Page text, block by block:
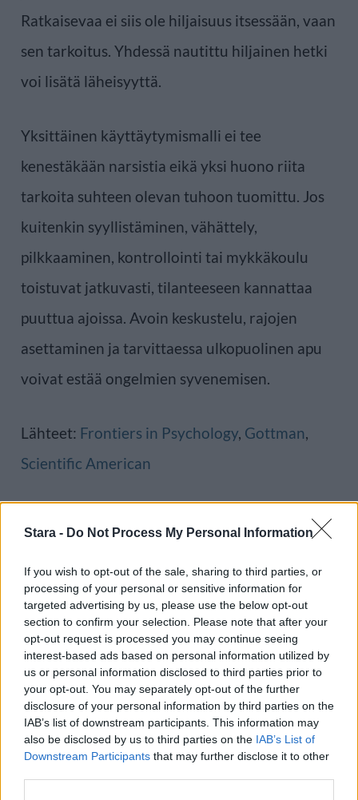
Stara - Do Not Process My Personal Information
If you wish to opt-out of the sale, sharing to third parties, or
processing of your personal or sensitive information for
targeted advertising by us, please use the below opt-out
section to confirm your selection. Please note that after your
opt-out request is processed you may continue seeing
interest-based ads based on personal information utilized by
us or personal information disclosed to third parties prior to
your opt-out. You may separately opt-out of the further
disclosure of your personal information by third parties on the
IAB’s list of downstream participants. This information may
also be disclosed by us to third parties on the IAB’s List of
Downstream Participants that may further disclose it to other
Ratkaisevaa ei siis ole hiljaisuus itsessään, vaan
sen tarkoitus. Yhdessä nautittu hiljainen hetki
voi lisätä läheisyyttä.
Yksittäinen käyttäytymismalli ei tee
kenestäkään narsistia eikä yksi huono riita
tarkoita suhteen olevan tuhoon tuomittu. Jos
kuitenkin syyllistäminen, vähättely,
pilkkaaminen, kontrollointi tai mykkäkoulu
toistuvat jatkuvasti, tilanteeseen kannattaa
puuttua ajoissa. Avoin keskustelu, rajojen
asettaminen ja tarvittaessa ulkopuolinen apu
voivat estää ongelmien syvenemisen.
Lähteet: Frontiers in Psychology, Gottman,
Scientific American
laatikon. Voit myös lukea lisää tähän artikkeliin
liittyvistä teemoista ja aiheista, kutenavioero
tai laajemmin samasta aihealueestaLifestyle
osioistamme.
Ilmoita virheestä·Tietoa meistä·Toimitusperiaatteet